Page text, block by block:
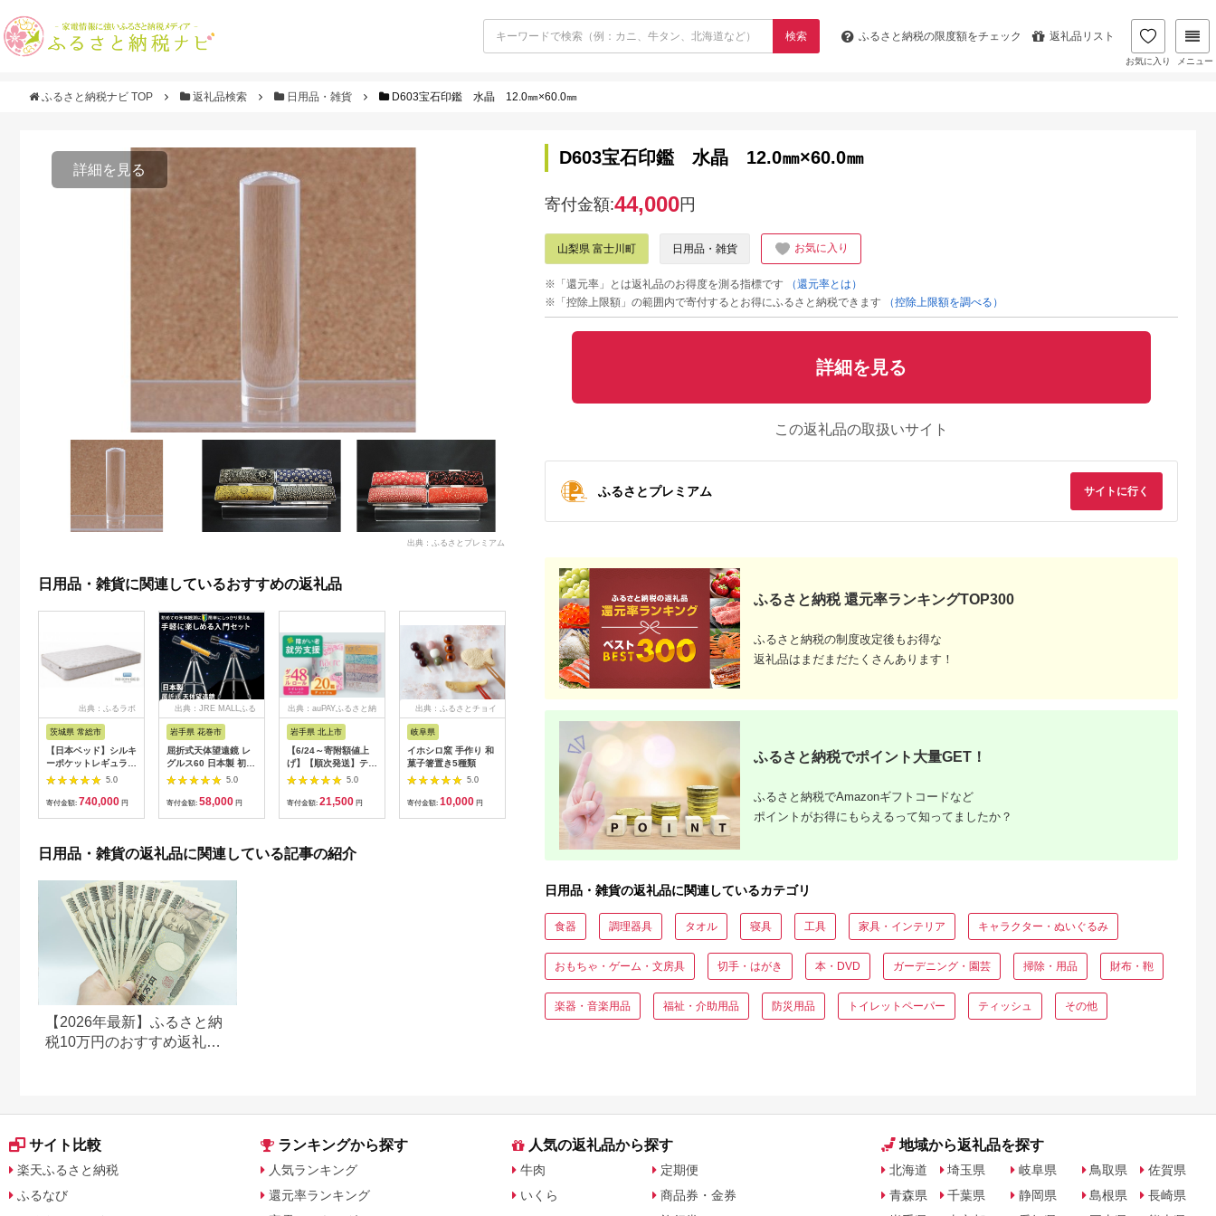
検索 ふるさと納税の限度額をチェック 返礼品リスト
お気に入り メニュー
ふるさと納税ナビ TOP 返礼品検索 日用品・雑貨 D603宝石印鑑 水晶 12.0㎜×60.0㎜
詳細を見る
出典：ふるさとプレミアム
日用品・雑貨に関連しているおすすめの返礼品
出典：ふるラボ
茨城県 常総市
【日本ベッド】シルキ
ーポケットレギュラー
11334 シングル 日本
ベッド シルキーポケ
ットレギュラー シン
5.0
寄付金額: 740,000 円
出典：JRE MALLふる
岩手県 花巻市
屈折式天体望遠鏡 レ
グルス60 日本製 初心
者用 スマホ撮影 (カラ
ー：オレンジ）
【1835-2】
5.0
寄付金額: 58,000 円
出典：auPAYふるさと納
岩手県 北上市
【6/24～寄附額値上
げ】【順次発送】ティ
ッシュペーパー 20箱
＆ トイレットロール
(ダブル) 48個 福祉施
ィッシュ パルプ
100％ 無香料 1箱
5.0
寄付金額: 21,500 円
出典：ふるさとチョイ
岐阜県
イホシロ窯 手作り 和
菓子箸置き5種類
5.0
寄付金額: 10,000 円
丹後ちりめん はじめ
まして松尾です 巾着
13cm×17cm
5.0
10,000 円
ス
ウォーマー (ロング)
あったか ブラック
(582-3360)
【1133383】
5.0
寄付金額:8,000円
水抜き要らず！想ふ種
のぬか漬けキット
寄付金額: 33,000 円
トイレットペーパー
クリネックス シング
パック 日用品 新生活
寄付金額:21,000円
日本製 岐阜県 SV218
日用品・雑貨の返礼品に関連している記事の紹介
【2026年最新】ふるさと納
税10万円のおすすめ返礼品
D603宝石印鑑 水晶 12.0㎜×60.0㎜
寄付金額:44,000円
山梨県 富士川町 日用品・雑貨 お気に入り
※「還元率」とは返礼品のお得度を測る指標です
（還元率とは）
※「控除上限額」の範囲内で寄付するとお得にふるさと納税できます
（控除上限額を調べる）
詳細を見る
この返礼品の取扱いサイト
ふるさとプレミアム サイトに行く
ふるさと納税 還元率ランキングTOP300
ふるさと納税の制度改定後もお得な
返礼品はまだまだたくさんあります！
ふるさと納税でポイント大量GET！
ふるさと納税でAmazonギフトコードなど
ポイントがお得にもらえるって知ってましたか？
日用品・雑貨の返礼品に関連しているカテゴリ
食器 調理器具 タオル 寝具 工具 家具・インテリア キャラクター・ぬいぐるみ
おもちゃ・ゲーム・文房具 切手・はがき 本・DVD ガーデニング・園芸 掃除・用品 財布・鞄
楽器・音楽用品 福祉・介助用品 防災用品 トイレットペーパー ティッシュ その他
サイト比較
楽天ふるさと納税
ふるなび
ランキングから探す
人気ランキング
還元率ランキング
人気の返礼品から探す
牛肉
いくら
定期便
商品券・金券
地域から返礼品を探す
北海道
青森県
埼玉県
千葉県
岐阜県
静岡県
鳥取県
島根県
佐賀県
長崎県